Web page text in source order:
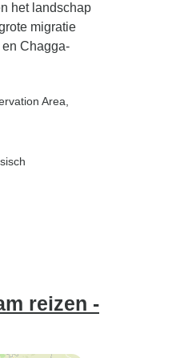
het landschap
migratie
Chagga-
Area
reizen -